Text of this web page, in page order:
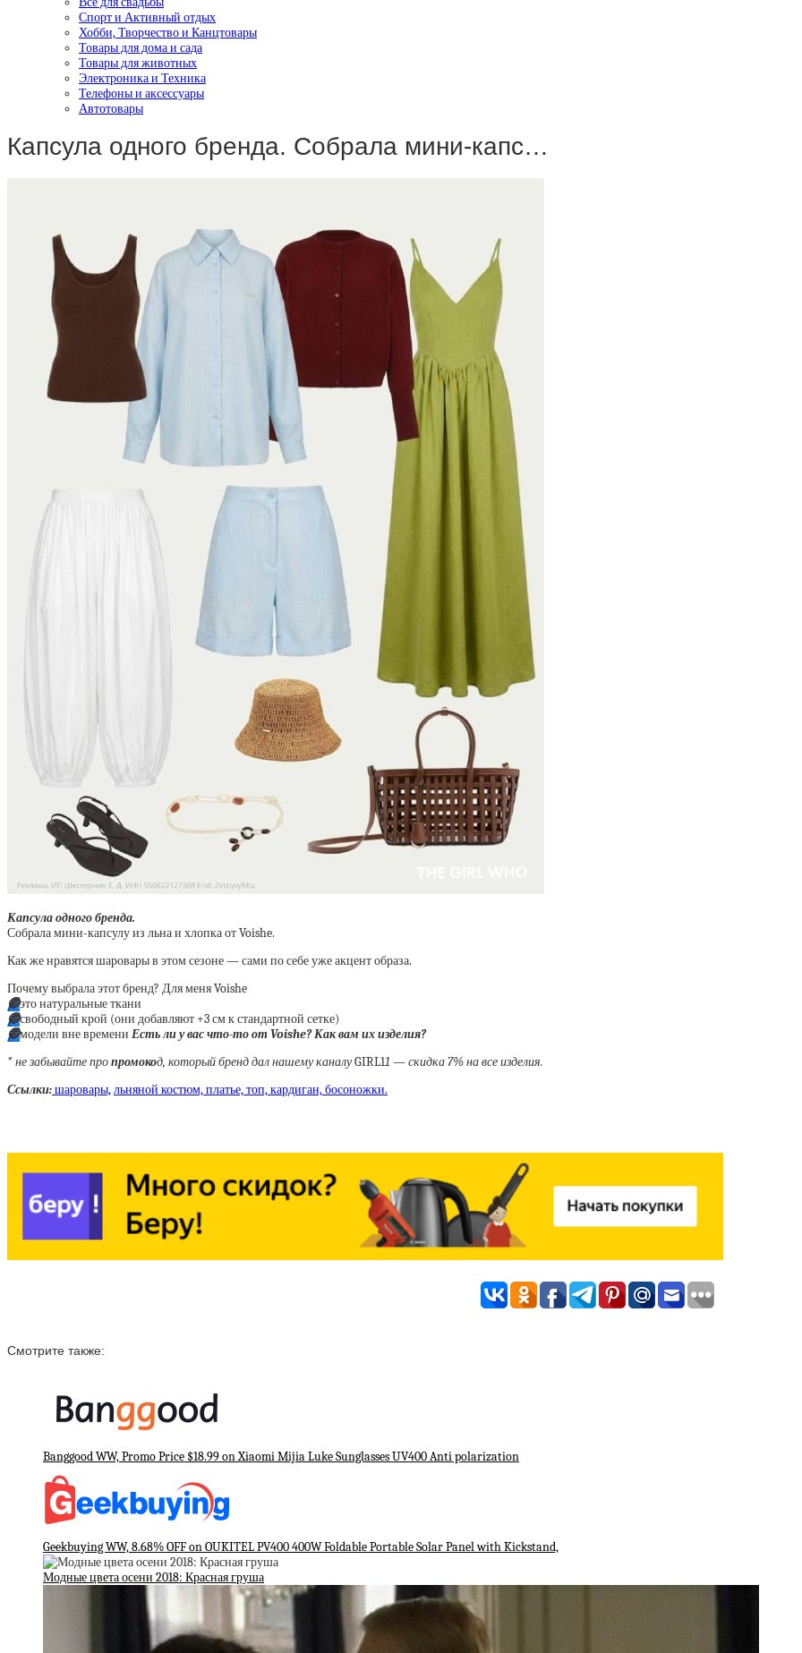
Спорт и Активный отдых
Хобби, Творчество и Канцтовары
Товары для дома и сада
Товары для животных
Электроника и Техника
Телефоны и аксессуары
Автотовары
Капсула одного бренда. Собрала мини-капс…
Капсула одного бренда.
Собрала мини-капсулу из льна и хлопка от Voishe.
Как же нравятся шаровары в этом сезоне — сами по себе уже акцент образа.
Почему выбрала этот бренд? Для меня Voishe
🔵это натуральные ткани
🔵свободный крой (они добавляют +3 см к стандартной сетке)
🔵модели вне времени Есть ли у вас что-то от Voishe? Как вам их изделия?
*не забывайте пропромокод, который бренд дал нашему каналуGIRL11 — скидка 7% на все изделия.
Ссылки:шаровары,льняной костюм,платье,топ,кардиган,босоножки.
Смотрите также:
Banggood WW, Promo Price $18.99 on Xiaomi Mijia Luke Sunglasses UV400 Anti polarization
Geekbuying WW, 8.68% OFF on OUKITEL PV400 400W Foldable Portable Solar Panel with Kickstand,
Модные цвета осени 2018: Красная груша